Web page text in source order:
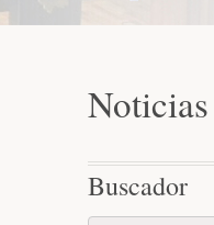
Mesa Directiva
Junta de
Noticias
Buscador